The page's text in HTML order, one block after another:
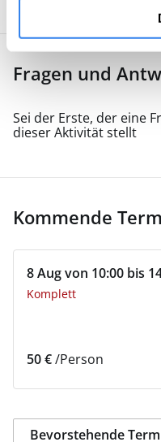
Fragen und
Sei der Erste, der eine
dieser Aktivität stellt
Kommende
8 Aug von 10:00 bis
Komplett
50 €/Person
Bevorstehende